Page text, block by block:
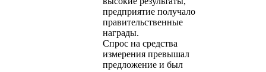
предприятие получало
правительственные
награды.
Спрос на средства
измерения превышал
предложение и был